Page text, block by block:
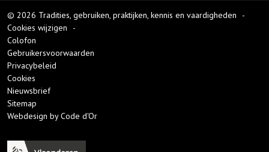
© 2026 Tradities, gebruiken, praktijken, kennis en vaardigheden
-
Cookies wijzigen
-
Colofon
Gebruikersvoorwaarden
Privacybeleid
Cookies
Nieuwsbrief
Sitemap
Webdesign by Code d'Or